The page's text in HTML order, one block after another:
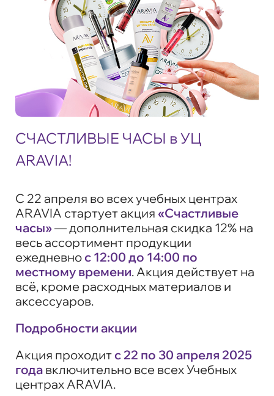
СЧАСТЛИВЫЕ ЧАСЫ в УЦ
ARAVIA!
С 22 апреля во всех учебных центрах
ARAVIA стартует акция «Счастливые
часы»— дополнительная скидка 12% на
весь ассортимент продукции
ежедневно с 12:00 до 14:00 по
местному времени. Акция действует на
всё, кроме расходных материалов и
аксессуаров.
Подробности акции
Акция проходит с 22 по 30 апреля 2025
года включительно все всех Учебных
центрах ARAVIA.